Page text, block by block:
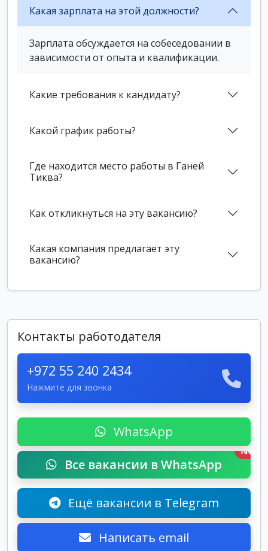
Какая зарплата на этой должности?
Зарплата обсуждается на собеседовании в
зависимости от опыта и квалификации.
Какие требования к кандидату?
Какой график работы?
Где находится место работы в Ганей
Тиква?
Как откликнуться на эту вакансию?
Какая компания предлагает эту
вакансию?
Контакты работодателя
+972 55 240 2434
Нажмите для звонка
WhatsApp
Все вакансии в WhatsApp
New
Ещё вакансии в Telegram
Написать email